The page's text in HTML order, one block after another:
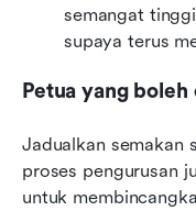
semangat
supaya terus
Petua yang boleh
Jadualkan semakan
proses pengurusan
untuk